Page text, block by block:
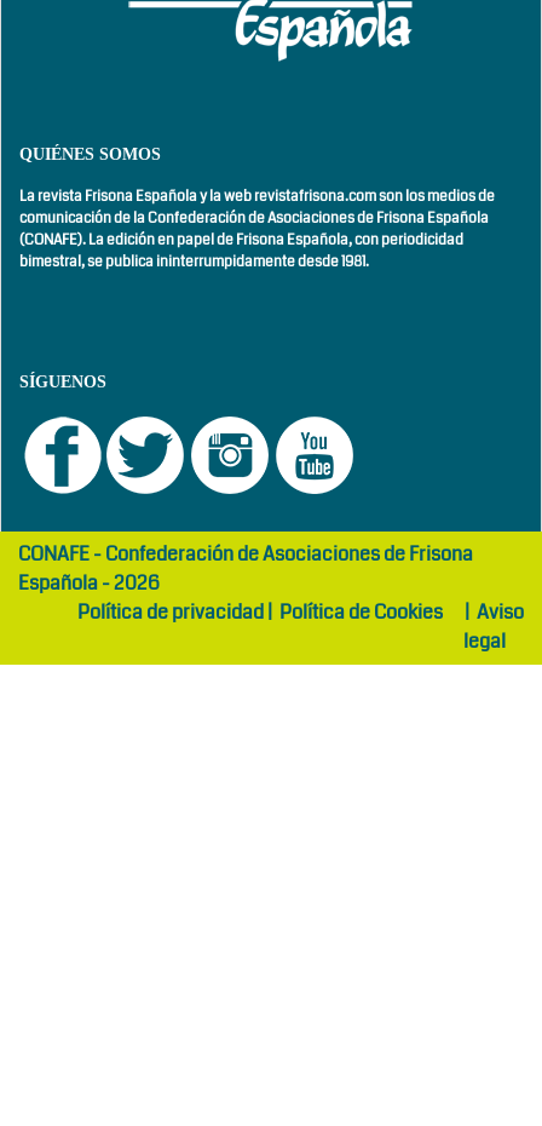
QUIÉNES SOMOS
La revista Frisona Española y la web revistafrisona.com son los medios de
comunicación de la Confederación de Asociaciones de Frisona Española
(CONAFE). La edición en papel de Frisona Española, conperiodicidad
bimestral,se publica ininterrumpidamente desde 1981.
SÍGUENOS
girls
abaya
maltepe
otelCONAFE - Confederación de Asociaciones de Frisona
Española - 2026
Política de privacidad| Política de Cookies | Aviso
legal